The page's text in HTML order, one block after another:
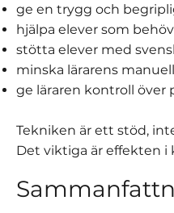
ge en trygg och
hjälpa elever som
stötta elever med
minska lärarens
ge läraren kontroll över
Tekniken är ett stöd,
Det viktiga är effekten i